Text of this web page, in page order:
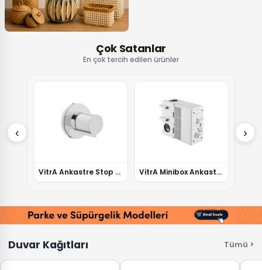
Çok Satanlar
En çok tercih edilen ürünler
‹ ›
VitrA Ankastre Stop Valf A41461 VitrA Minibox Ankastre Banyo Bataryası Sıva Altı A41949
Duvar Kağıtları Tümü >